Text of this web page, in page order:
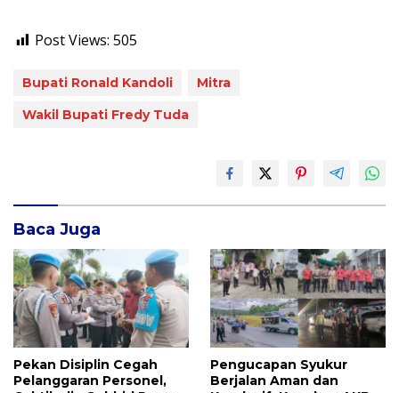
Post Views: 505
Bupati Ronald Kandoli
Mitra
Wakil Bupati Fredy Tuda
Baca Juga
Pekan Disiplin Cegah
Pelanggaran Personel,
Pengucapan Syukur
Berjalan Aman dan